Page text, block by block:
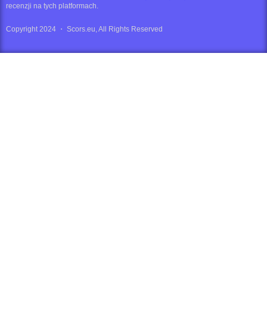
recenzji na tych platformach.
Copyright 2024 ・ Scors.eu, All Rights Reserved